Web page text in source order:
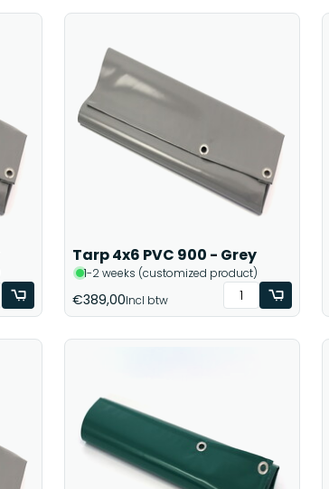
Tarp 4x6 PVC 900 - Grey
1-2 weeks (customized product)
€389,00Incl btw